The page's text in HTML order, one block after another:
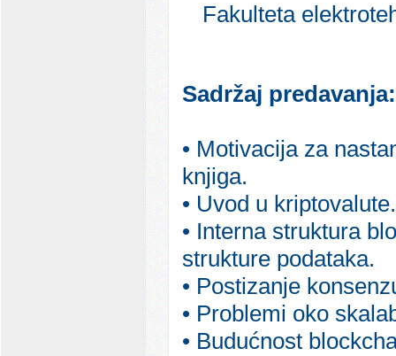
Fakulteta
Sadržaj predavanja:
• Motivacija za
knjiga.
• Uvod u kriptovalute.
• Interna struktura
strukture podataka.
• Postizanje
• Problemi oko
• Budućnost